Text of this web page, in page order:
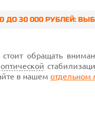
30 000 РУБЛЕЙ:
обращать
оптической
в нашем отдельном